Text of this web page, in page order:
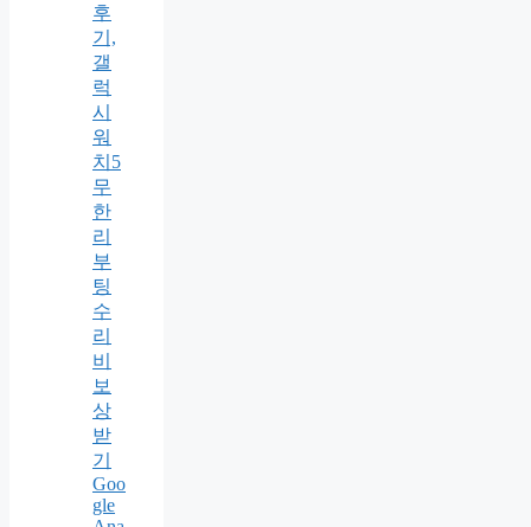
후
기,
갤
럭
시
워
치5
무
한
리
부
팅
수
리
비
보
상
받
기
Goo
gle